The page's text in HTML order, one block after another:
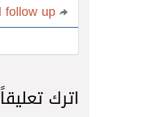
اترك تعليقاً